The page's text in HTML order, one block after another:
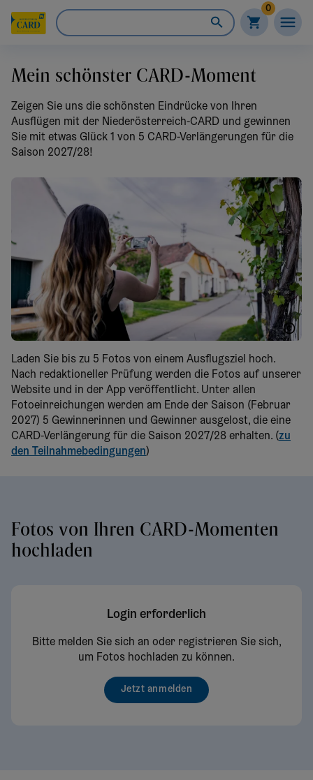
0
Mein schönster CARD-Moment
Zeigen Sie uns die schönsten Eindrücke von Ihren
Ausflügen mit der Niederösterreich-CARD und gewinnen
Sie mit etwas Glück 1 von 5 CARD-Verlängerungen für die
Saison 2027/28!
WTG Herbst
Laden Sie bis zu 5 Fotos von einem Ausflugsziel hoch.
Nach redaktioneller Prüfung werden die Fotos auf unserer
Website und in der App veröffentlicht. Unter allen
Fotoeinreichungen werden am Ende der Saison (Februar
2027) 5 Gewinnerinnen und Gewinner ausgelost, die eine
CARD-Verlängerung für die Saison 2027/28 erhalten. (zu
den Teilnahmebedingungen)
Fotos von Ihren CARD-Momenten
hochladen
Login erforderlich
Bitte melden Sie sich an oder registrieren Sie sich,
um Fotos hochladen zu können.
Jetzt anmelden